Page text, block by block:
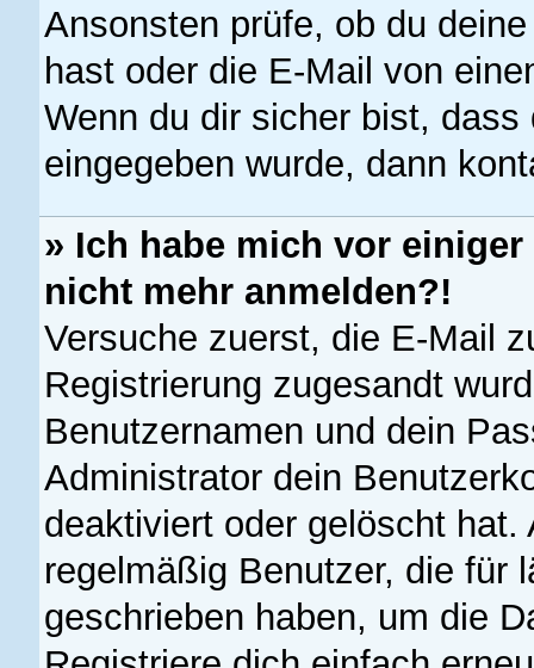
Ansonsten prüfe, ob du
hast oder die E-Mail von
Wenn du dir sicher bist,
eingegeben wurde, dann
» Ich habe mich vor
nicht mehr anmelden?!
Versuche zuerst, die E-Mail
Registrierung zugesandt
Benutzernamen und dein
Administrator dein
deaktiviert oder gelöscht
regelmäßig Benutzer, die für
geschrieben haben, um die